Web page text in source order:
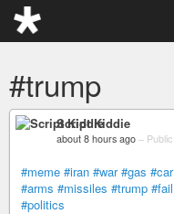
#trump
Script Kiddie
about 8 hours ago – Public
#meme #iran #war #gas #car
#arms #missiles #trump #fail
#politics